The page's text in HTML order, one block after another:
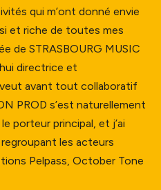
qui m’ont donné envie
et riche de toutes mes
de STRASBOURG MUSIC
directrice et
avant tout collaboratif
PROD s’est naturellement
porteur principal, et j’ai
les acteurs
Pelpass, October Tone